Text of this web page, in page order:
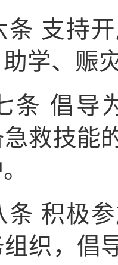
支持
学、赈
条 倡导
救技能
积极
织，倡